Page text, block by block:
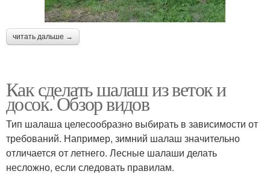
читать дальше →
Как сделать шалаш из веток и
досок. Обзор видов
Тип шалаша целесообразно выбирать в зависимости от
требований. Например, зимний шалаш значительно
отличается от летнего. Лесные шалаши делать
несложно, если следовать правилам.